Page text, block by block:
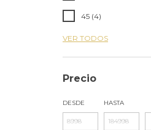
45 (4)
VER TODOS
Precio
DESDE HASTA